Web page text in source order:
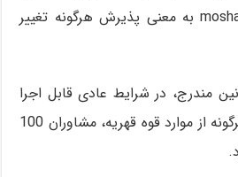
آدرس moshaverane100.com به معنی پذیرش هرگونه تغییر
مندرج، در شرایط عادی قابل اجرا
است و در صورت بروز هرگونه از موارد قوه قهریه، مشاوران 100